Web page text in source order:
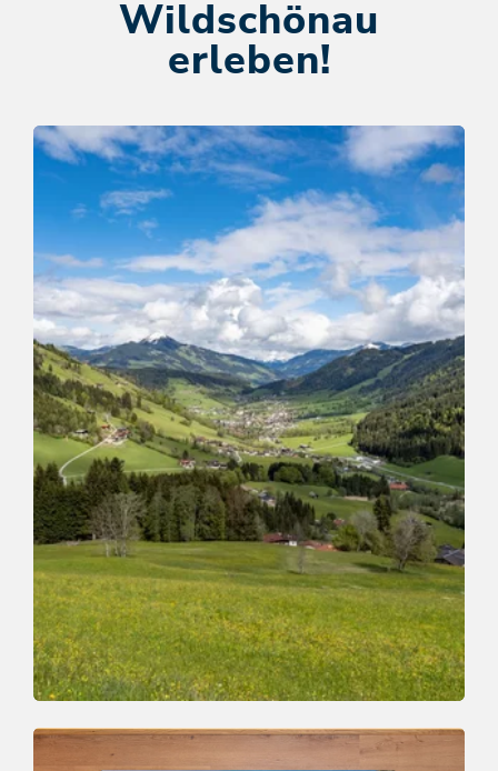
Wildschönau
erleben!
Webcams
SO SIEHT ES AUS!